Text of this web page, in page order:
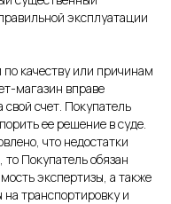
эксплуатации
по качеству или причинам
магазин вправе
счет. Покупатель
ее решение в суде.
что недостатки
Покупатель обязан
экспертизы, а также
транспортировку и